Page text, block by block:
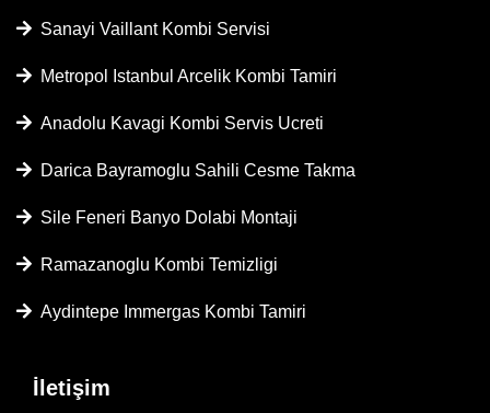
Sanayi Vaillant Kombi Servisi
Metropol Istanbul Arcelik Kombi Tamiri
Anadolu Kavagi Kombi Servis Ucreti
Darica Bayramoglu Sahili Cesme Takma
Sile Feneri Banyo Dolabi Montaji
Ramazanoglu Kombi Temizligi
Aydintepe Immergas Kombi Tamiri
İletişim